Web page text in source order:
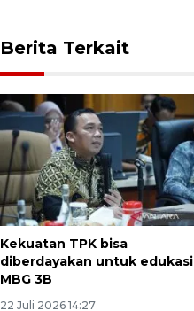
Berita Terkait
Kekuatan TPK bisa
diberdayakan untuk edukasi
MBG 3B
22 Juli 2026 14:27